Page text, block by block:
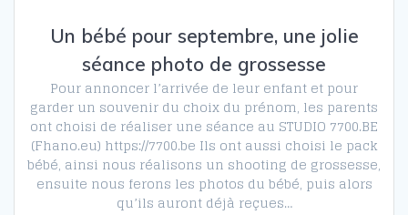
Un bébé pour septembre, une jolie
séance photo de grossesse
Pour annoncer l’arrivée de leur enfant et pour
garder un souvenir du choix du prénom, les parents
ont choisi de réaliser une séance au STUDIO 7700.BE
(Fhano.eu) https://7700.be Ils ont aussi choisi le pack
bébé, ainsi nous réalisons un shooting de grossesse,
ensuite nous ferons les photos du bébé, puis alors
qu’ils auront déjà reçues…